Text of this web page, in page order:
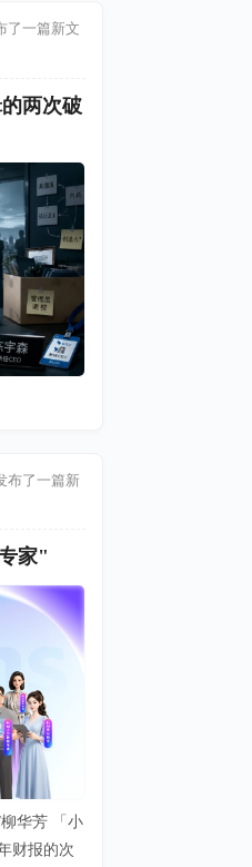
了一篇新文
两次破
布了一篇新
家"
华芳 「小
财报的次